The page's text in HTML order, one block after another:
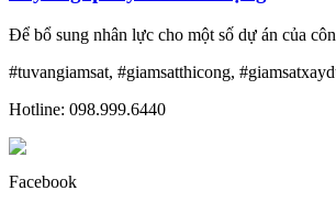
Để bổ sung nhân lực cho một số dự án của
#tuvangiamsat, #giamsatthicong,
Hotline: 098.999.6440
Facebook